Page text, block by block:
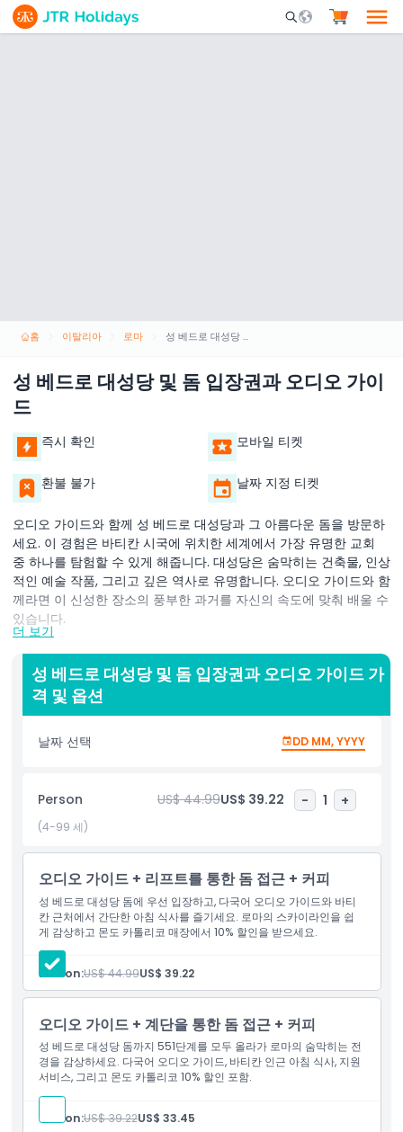
Mobile Search
홈 이탈리아 로마 성 베드로 대성당 및 돔 입장권과 오디오 가이드
성 베드로 대성당 및 돔 입장권과 오디오 가이
드
즉시 확인 모바일 티켓
환불 불가 날짜 지정 티켓
오디오 가이드와 함께 성 베드로 대성당과 그 아름다운 돔을 방문하
세요. 이 경험은 바티칸 시국에 위치한 세계에서 가장 유명한 교회
중 하나를 탐험할 수 있게 해줍니다. 대성당은 숨막히는 건축물, 인상
적인 예술 작품, 그리고 깊은 역사로 유명합니다. 오디오 가이드와 함
께라면 이 신성한 장소의 풍부한 과거를 자신의 속도에 맞춰 배울 수
있습니다.
투어는 성 베드로 대성당 입장으로 시작하며, 그 웅장한 내부를 감상
할 수 있습니다. 미켈란젤로의 피에타, 베르니니의 발다키노, 그리고
교회를 장식하는 아름다운 모자이크를 감상해 보세요. 대성당의 모
든 구석은 바티칸 시국에서 꼭 방문해야 할 장소임을 드러내는 놀라
니다. 이 등반은 그만한 가치가 있으며, 돔에서 바라본 파노라마 전망
은 숨이 멎을 만큼 아름답습니다. 위에서 도시를 보는 독특한 시각을
오디오 가이드는 성 베드로 대성당과 그 돔에 관한 흥미로운 사실과
이야기를 제공합니다. 역사, 건축, 그리고 유명한 예술 작품을 설명하
며 이 놀라운 장소를 더욱 깊이 이해하도록 돕습니다. 이해하기 쉬운
정보로 오디오 가이드는 방문을 즐겁고 교육적인 경험으로 만들어
줍니다.
오디오 가이드가 포함된 성 베드로 대성당 및 돔 입장권 예약은 이
상징적인 명소를 탐험하기에 완벽한 방법입니다. 긴 대기줄을 피하
고 원활한 경험을 즐기며 바티칸 시국의 아름다움을 발견하세요. 역
사, 건축에 관심이 있거나 단순히 멋진 전망을 감상하고 싶다면 로마
방문 시 반드시 해야 할 경험입니다.
하이라이트
더 보기
성 베드로 대성당 및 돔 입장권과 오디오 가이드 가
격 및 옵션
날짜 선택 DD MM, YYYY
Person US$ 44.99US$ 39.22 - 1 +
(4-99 세)
오디오 가이드 + 리프트를 통한 돔 접근 + 커피
성 베드로 대성당 돔에 우선 입장하고, 다국어 오디오 가이드와 바티
칸 근처에서 간단한 아침 식사를 즐기세요. 로마의 스카이라인을 쉽
게 감상하고 몬도 카톨리코 매장에서 10% 할인을 받으세요.
Person:US$ 44.99US$ 39.22
오디오 가이드 + 계단을 통한 돔 접근 + 커피
성 베드로 대성당 돔까지 551단계를 모두 올라가 로마의 숨막히는 전
경을 감상하세요. 다국어 오디오 가이드, 바티칸 인근 아침 식사, 지원
서비스, 그리고 몬도 카톨리코 10% 할인 포함.
Person:US$ 39.22US$ 33.45